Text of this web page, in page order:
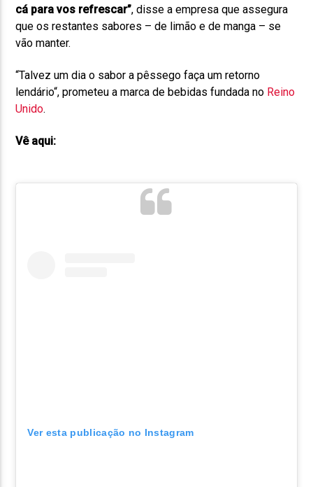
cá para vos refrescar”, disse a empresa que assegura
que os restantes sabores – de limão e de manga – se
vão manter.
“Talvez um dia o sabor a pêssego faça um retorno
lendário“, prometeu a marca de bebidas fundada no Reino
Unido.
Vê aqui:
Ver esta publicação no Instagram